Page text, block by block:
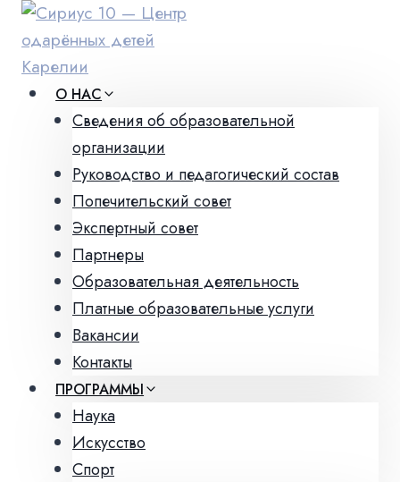
Перейти
содержимому
О НАС
Сведения об образовательной
организации
Руководство и педагогический состав
Попечительский совет
Экспертный совет
Партнеры
Образовательная деятельность
Платные образовательные услуги
Вакансии
Контакты
ПРОГРАММЫ
Наука
Искусство
Спорт